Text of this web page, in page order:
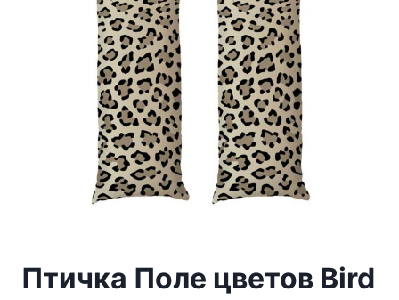
Птичка Поле цветов Bird